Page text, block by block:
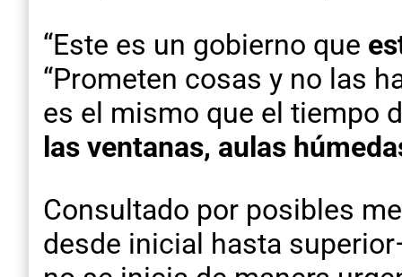
“Este es un gobierno que
“Prometen cosas y no las
es el mismo que el tiempo
las ventanas, aulas
Consultado por posibles
desde inicial hasta